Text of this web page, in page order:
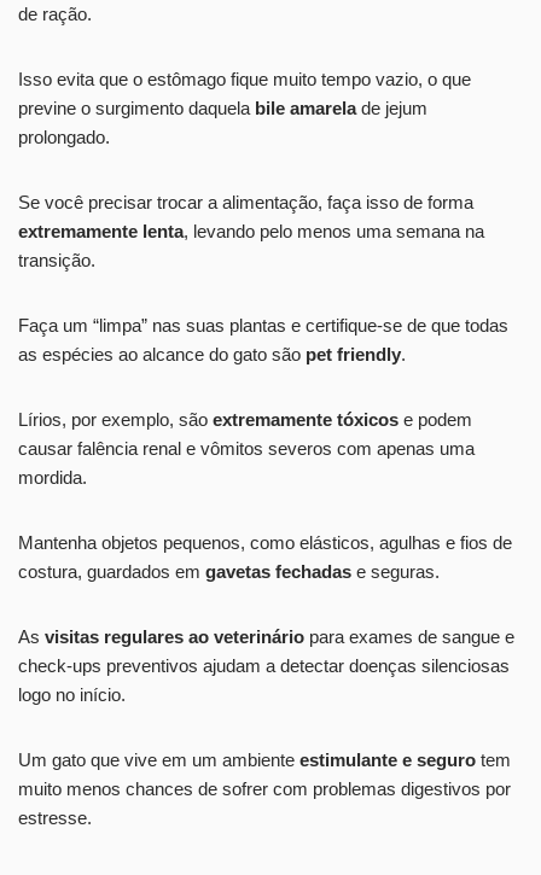
de ração.
Isso evita que o estômago fique muito tempo vazio, o que
previne o surgimento daquela bile amarelade jejum
prolongado.
Se você precisar trocar a alimentação, faça isso de forma
extremamente lenta, levando pelo menos uma semana na
transição.
Faça um “limpa” nas suas plantas e certifique-se de que todas
as espécies ao alcance do gato são pet friendly.
Lírios, por exemplo, são extremamente tóxicos e podem
causar falência renal e vômitos severos com apenas uma
mordida.
Mantenha objetos pequenos, como elásticos, agulhas e fios de
costura, guardados em gavetas fechadas e seguras.
As visitas regulares ao veterinário para exames de sangue e
check-ups preventivos ajudam a detectar doenças silenciosas
logo no início.
Um gato que vive em um ambiente estimulante e seguro tem
muito menos chances de sofrer com problemas digestivos por
estresse.